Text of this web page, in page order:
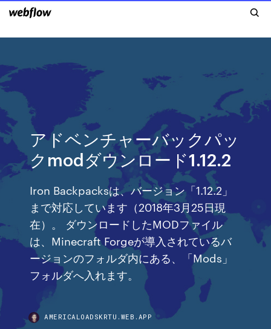
アドベンチャーバックパッ
クmodダウンロード1.12.2
Iron Backpacksは、バージョン「1.12.2」
まで対応しています（2018年3月25日現
在）。 ダウンロードしたMODファイル
は、Minecraft Forgeが導入されているバ
ージョンのフォルダ内にある、「Mods」
フォルダへ入れます。
AMERICALOADSKRTU.WEB.APP